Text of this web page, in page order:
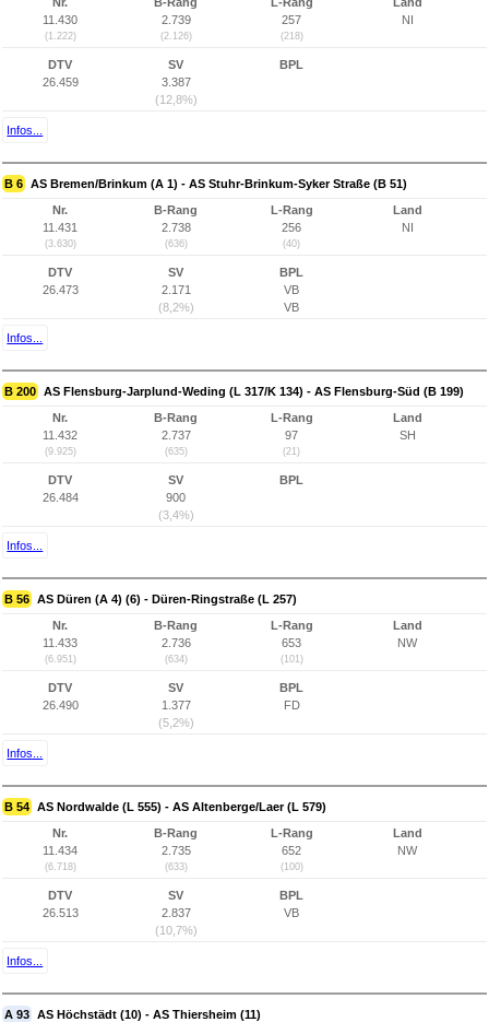
11.430
(1.222)
2.739
(2.126)
257
(218)
NI
DTV
26.459
SV
3.387
(12,8%)
BPL
Infos...
B 6 AS Bremen/Brinkum (A 1) - AS Stuhr-Brinkum-Syker Straße (B 51)
Nr.
11.431
(3.630)
B-Rang
2.738
(636)
L-Rang
256
(40)
Land
NI
DTV
26.473
SV
2.171
(8,2%)
BPL
VB
VB
Infos...
B 200 AS Flensburg-Jarplund-Weding (L 317/K 134) - AS Flensburg-Süd (B 199)
Nr.
11.432
(9.925)
B-Rang
2.737
(635)
L-Rang
97
(21)
Land
SH
DTV
26.484
SV
900
(3,4%)
BPL
Infos...
B 56 AS Düren (A 4) (6) - Düren-Ringstraße (L 257)
Nr.
11.433
(6.951)
B-Rang
2.736
(634)
L-Rang
653
(101)
Land
NW
DTV
26.490
SV
1.377
(5,2%)
BPL
FD
Infos...
B 54 AS Nordwalde (L 555) - AS Altenberge/Laer (L 579)
Nr.
11.434
(6.718)
B-Rang
2.735
(633)
L-Rang
652
(100)
Land
NW
DTV
26.513
SV
2.837
(10,7%)
BPL
VB
Infos...
A 93 AS Höchstädt (10) - AS Thiersheim (11)